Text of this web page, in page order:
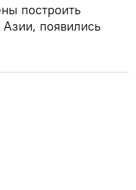
построить
появились